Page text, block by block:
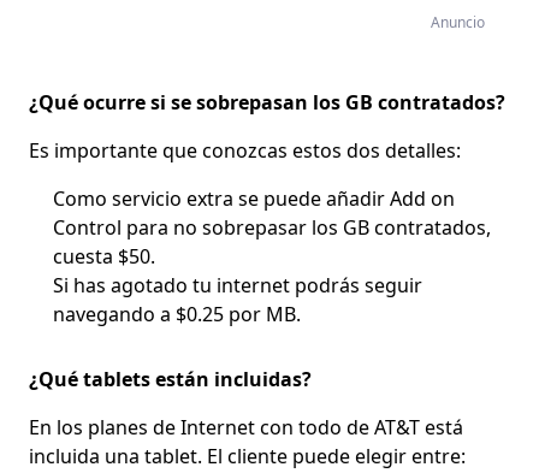
Anuncio
¿Qué ocurre si se sobrepasan los GB contratados?
Es importante que conozcas estos dos detalles:
Como servicio extra se puede añadirAdd on
Control para no sobrepasar los GB contratados,
cuesta $50.
Si has agotado tu internet podrás seguir
navegando a $0.25 por MB.
¿Qué tablets están incluidas?
En los planes de Internet con todo de AT&T está
incluida una tablet. El cliente puede elegir entre: